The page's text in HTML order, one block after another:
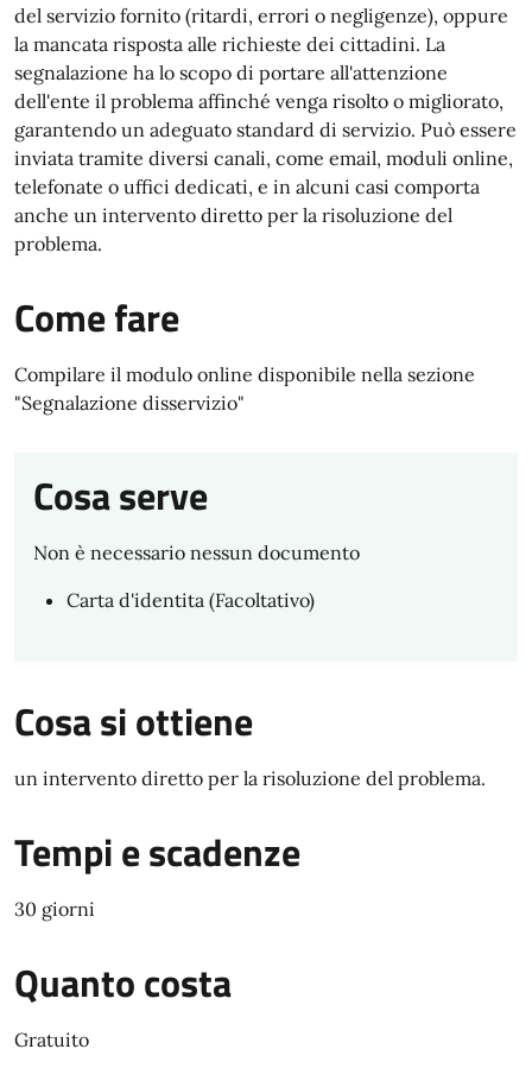
del servizio fornito (ritardi, errori o negligenze), oppure
la mancata risposta alle richieste dei cittadini. La
segnalazione ha lo scopo di portare all'attenzione
dell'ente il problema affinché venga risolto o migliorato,
garantendo un adeguato standard di servizio. Può essere
inviata tramite diversi canali, come email, moduli online,
telefonate o uffici dedicati, e in alcuni casi comporta
anche un intervento diretto per la risoluzione del
problema.
Come fare
Compilare il modulo online disponibile nella sezione
"Segnalazione disservizio"
Cosa serve
Non è necessario nessun documento
Carta d'identita (Facoltativo)
Cosa si ottiene
un intervento diretto per la risoluzione del problema.
Tempi e scadenze
30 giorni
Quanto costa
Gratuito